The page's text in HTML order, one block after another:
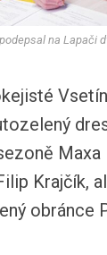
na Lapači
Krajčík,
obránce